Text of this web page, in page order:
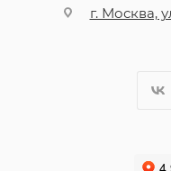
г. Москва,